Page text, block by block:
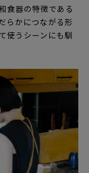
食器の特徴である
らかにつながる形
使うシーンにも馴